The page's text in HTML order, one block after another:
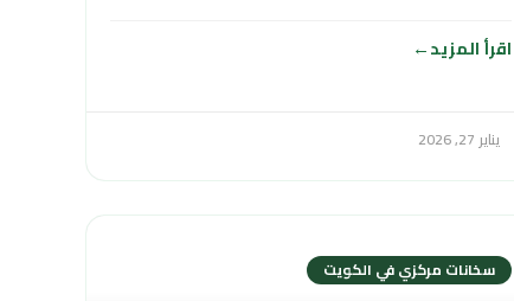
اقرأ المزيد
يناير 27, 2026
سخانات مركزي في الكويت